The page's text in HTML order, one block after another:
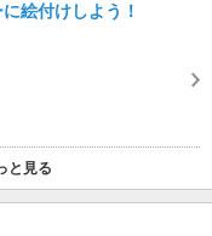
絵付けしよう！
と見る